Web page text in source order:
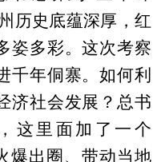
历史底蕴深厚，红
姿多彩。这次考察
千年侗寨。如何利
济社会发展？总书
这里面加了一个
爆出圈、带动当地